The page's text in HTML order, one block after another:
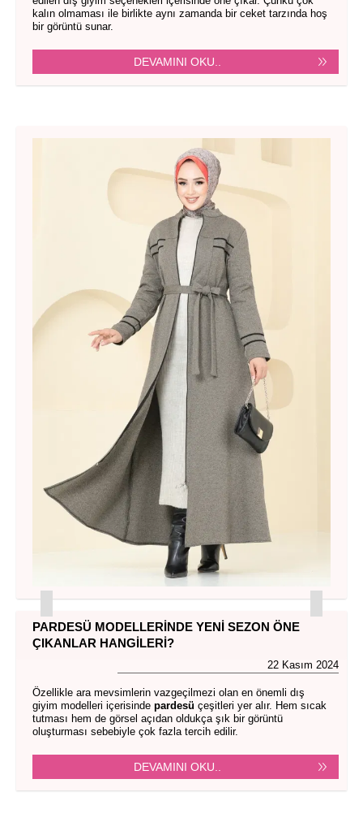
kalın olmaması ile birlikte aynı zamanda bir ceket tarzında hoş
bir görüntü sunar.
DEVAMINI OKU..
PARDESÜ MODELLERINDE YENI SEZON ÖNE
ÇIKANLAR HANGILERI?
22 Kasım 2024
Özellikle ara mevsimlerin vazgeçilmezi olan en önemli dış
giyim modelleri içerisinde pardesü çeşitleri yer alır. Hem sıcak
tutması hem de görsel açıdan oldukça şık bir görüntü
oluşturması sebebiyle çok fazla tercih edilir.
DEVAMINI OKU..